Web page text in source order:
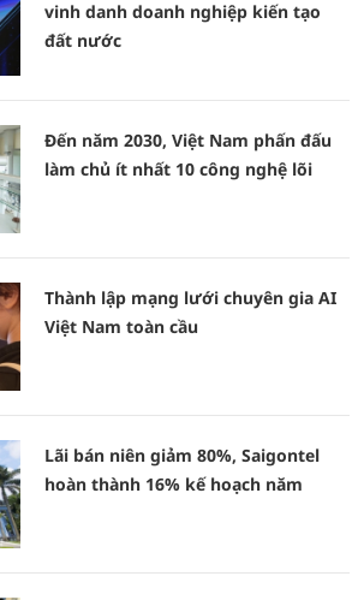
vinh danh doanh nghiệp kiến tạo
đất nước
Đến năm 2030, Việt Nam phấn đấu
làm chủ ít nhất 10 công nghệ lõi
Thành lập mạng lưới chuyên gia AI
Việt Nam toàn cầu
Lãi bán niên giảm 80%, Saigontel
hoàn thành 16% kế hoạch năm